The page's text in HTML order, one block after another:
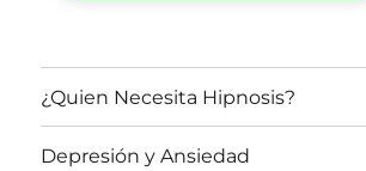
¿Quien Necesita Hipnosis?
Depresión y Ansiedad